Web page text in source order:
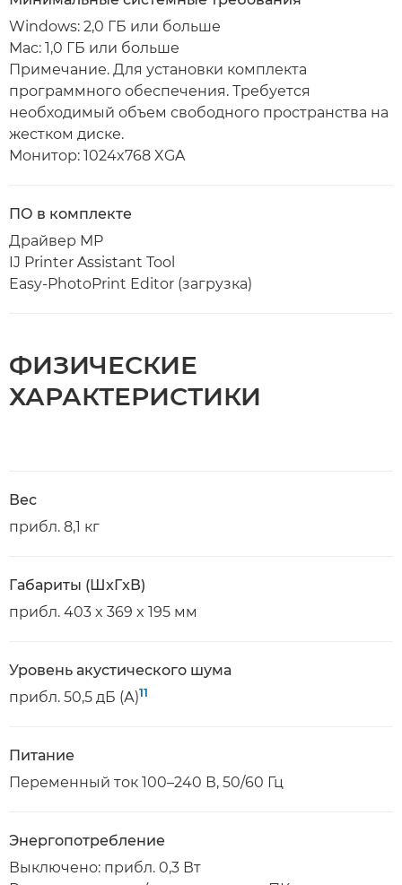
Windows: 2,0 ГБ или больше
Mac: 1,0 ГБ или больше
Примечание. Для установки комплекта
программного обеспечения. Требуется
необходимый объем свободного пространства на
жестком диске.
Монитор: 1024x768 XGA
ПО в комплекте
Драйвер MP
IJ Printer Assistant Tool
Easy-PhotoPrint Editor (загрузка)
ФИЗИЧЕСКИЕ
ХАРАКТЕРИСТИКИ
Вес
прибл. 8,1 кг
Габариты (ШxГxВ)
прибл. 403 x 369 x 195 мм
Уровень акустического шума
прибл. 50,5 дБ (А)11
Питание
Переменный ток 100–240 В, 50/60 Гц
Энергопотребление
Выключено: прибл. 0,3 Вт